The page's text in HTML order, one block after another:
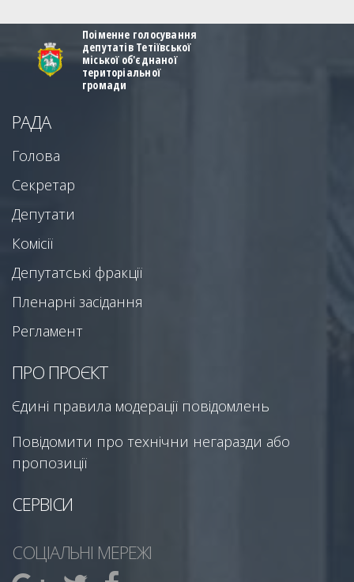
Поіменне голосування
депутатів Тетіївської
міської об'єднаної
територіальної
громади
РАДА
Голова
Секретар
Депутати
Комісії
Депутатські фракції
Пленарні засідання
Регламент
ПРО ПРОЄКТ
Єдині правила модерації повідомлень
Повідомити про технічни негаразди або
пропозиції
СЕРВІСИ
СОЦІАЛЬНІ МЕРЕЖІ